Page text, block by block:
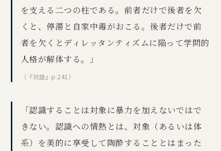
を支える二つの柱である。前者だけで後者を欠
くと、停滞と自家中毒がおこる。後者だけで前
者を欠くとディレッタンティズムに陥って学問的
人格が解体する。」
（『対話』p.241）
「認識することは対象に暴力を加えないではで
きない。認識への情熱とは、対象（あるいは体
系）を美的に享受して陶酔することとはまった